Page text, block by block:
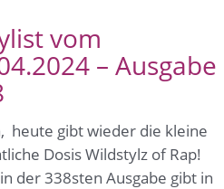
vom
– Ausgabe
heute gibt wieder die kleine
Dosis Wildstylz of Rap!
der 338sten Ausgabe gibt in